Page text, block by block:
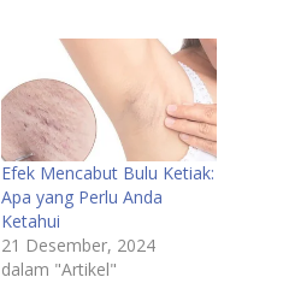
Efek Mencabut Bulu Ketiak:
Apa yang Perlu Anda
Ketahui
21 Desember, 2024
dalam "Artikel"